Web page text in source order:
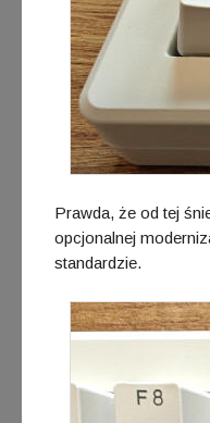
Prawda, że od tej
opcjonalnej
standardzie.